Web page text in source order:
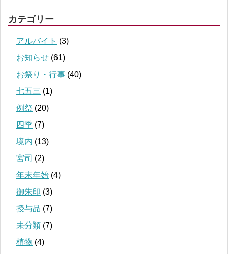
カテゴリー
アルバイト (3)
お知らせ (61)
お祭り・行事 (40)
七五三 (1)
例祭 (20)
四季 (7)
境内 (13)
宮司 (2)
年末年始 (4)
御朱印 (3)
授与品 (7)
未分類 (7)
植物 (4)